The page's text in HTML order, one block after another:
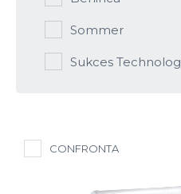
Sommer
Sukces
CONFRONTA